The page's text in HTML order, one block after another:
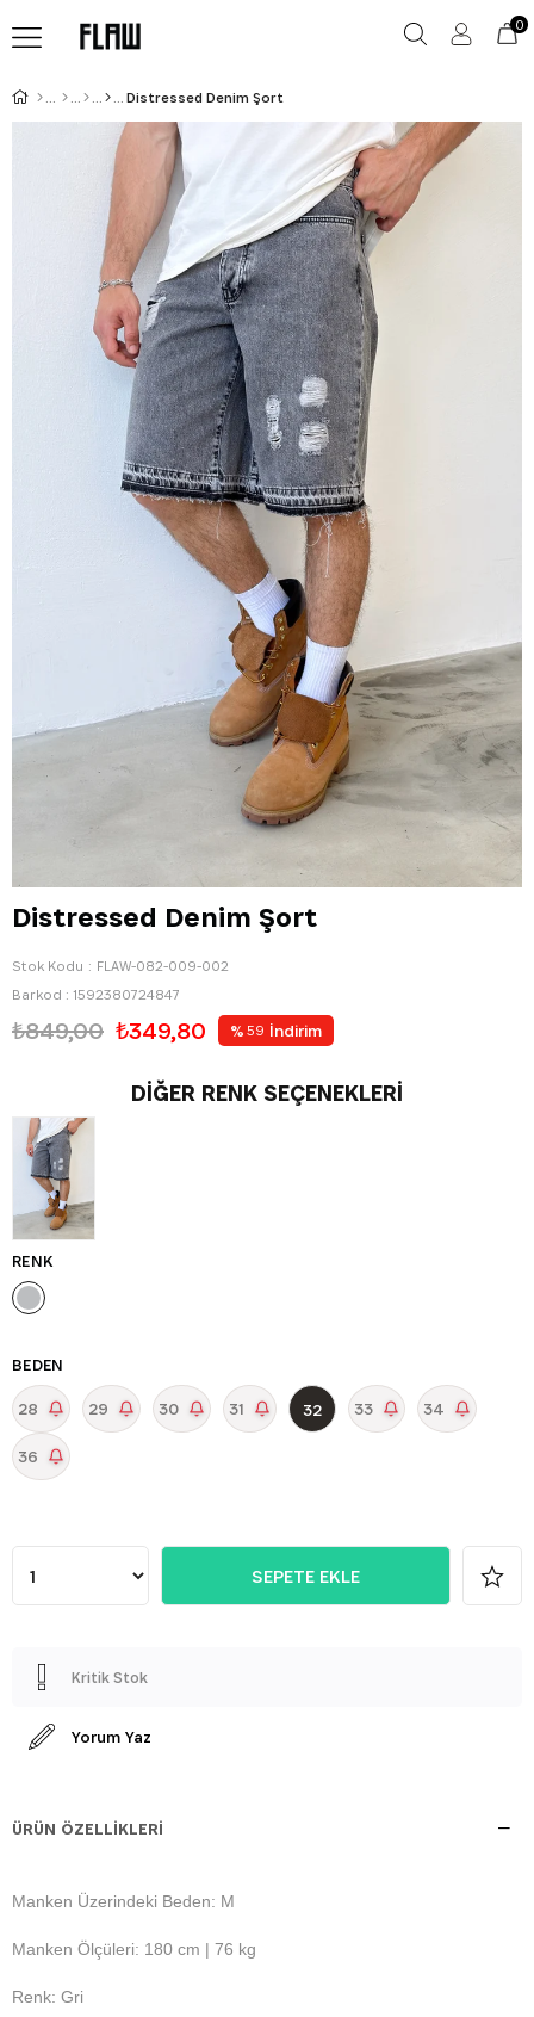
0
Distressed Denim Şort
Distressed Denim Şort
Stok Kodu
FLAW-082-009-002
Barkod : 1592380724847
₺849,00 ₺349,80 % 59 İndirim
DIĞER RENK SEÇENEKLERI
RENK
BEDEN
28 29 30 31 32 33 34
36
Kritik Stok
Yorum Yaz
ÜRÜN ÖZELLIKLERI
Manken Üzerindeki Beden: M
Manken Ölçüleri: 180 cm | 76 kg
Renk: Gri